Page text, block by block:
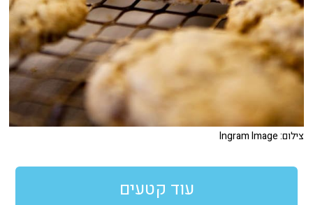
צילום: Ingram Image
עוד קטעים